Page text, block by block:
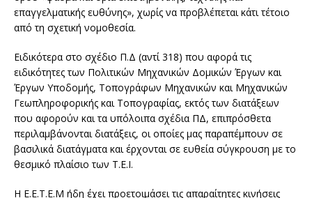
επαγγελματικής ευθύνης», χωρίς να προβλέπεται κάτι τέτοιο
από τη σχετική νομοθεσία.
Ειδικότερα στο σχέδιο Π.Δ (αντί 318) που αφορά τις
ειδικότητες των Πολιτικών Μηχανικών Δομικών Έργων και
Έργων Υποδομής, Τοπογράφων Μηχανικών και Μηχανικών
Γεωπληροφορικής και Τοπογραφίας, εκτός των διατάξεων
που αφορούν και τα υπόλοιπα σχέδια ΠΔ, επιπρόσθετα
περιλαμβάνονται διατάξεις, οι οποίες μας παραπέμπουν σε
βασιλικά διατάγματα και έρχονται σε ευθεία σύγκρουση με το
θεσμικό πλαίσιο των Τ.Ε.Ι.
Η Ε.Ε.Τ.Ε.Μ ήδη έχει προετοιμάσει τις απαραίτητες κινήσεις